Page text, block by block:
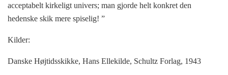
acceptabelt kirkeligt univers; man gjorde helt konkret den
hedenske skik mere spiselig! ”
Kilder:
Danske Højtidsskikke, Hans Ellekilde, Schultz Forlag, 1943